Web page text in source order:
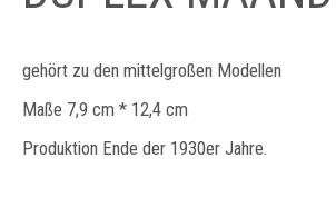
gehört zu den mittelgroßen Modellen
Maße 7,9 cm * 12,4 cm
Produktion Ende der 1930er Jahre.